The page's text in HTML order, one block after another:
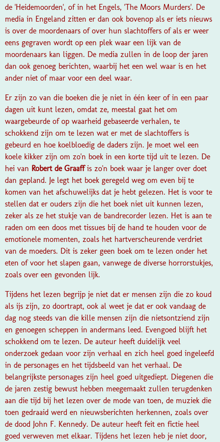
de 'Heidemoorden', of in het Engels, 'The Moors Murders'. De
media in Engeland zitten er dan ook bovenop als er iets nieuws
is over de moordenaars of over hun slachtoffers of als er weer
eens gegraven wordt op een plek waar een lijk van de
moordenaars kan liggen. De media zullen in de loop der jaren
dan ook genoeg berichten, waarbij het een wel waar is en het
ander niet of maar voor een deel waar.
Er zijn zo van die boeken die je niet in één keer of in een paar
dagen uit kunt lezen, omdat ze, meestal gaat het om
waargebeurde of op waarheid gebaseerde verhalen, te
schokkend zijn om te lezen wat er met de slachtoffers is
gebeurd en hoe koelbloedig de daders zijn. Je moet wel een
koele kikker zijn om zo'n boek in een korte tijd uit te lezen. De
hei van Robert de Graaff is zo'n boek waar je langer over doet
dan gepland. Je legt het boek geregeld weg om even bij te
komen van het afschuwelijks dat je hebt gelezen. Het is voor te
stellen dat er ouders zijn die het boek niet uit kunnen lezen,
zeker als ze het stukje van de bandrecorder lezen. Het is aan te
raden om een doos met tissues bij de hand te houden voor de
emotionele momenten, zoals het hartverscheurende verdriet
van de moeders. Dit is zeker geen boek om te lezen onder het
eten of voor het slapen gaan, vanwege de diverse horrorstukjes,
zoals over een gevonden lijk.
Tijdens het lezen begrijp je niet dat er mensen zijn die zo koud
als ijs zijn, zo doortrapt, ook al weet je dat er ook vandaag de
dag nog steeds van die kille mensen zijn die nietsontziend zijn
en genoegen scheppen in andermans leed. Evengoed blijft het
schokkend om te lezen. De auteur heeft duidelijk veel
onderzoek gedaan voor zijn verhaal en zich heel goed ingeleefd
in de personages en het tijdsbeeld van het verhaal. De
belangrijkste personages zijn heel goed uitgediept. Diegenen die
de jaren zestig bewust hebben meegemaakt zullen terugdenken
aan die tijd bij het lezen over de mode van toen, de muziek die
toen gedraaid werd en nieuwsberichten herkennen, zoals over
de dood John F. Kennedy. De auteur heeft feit en fictie heel
goed verweven met elkaar. Tijdens het lezen heb je niet door,